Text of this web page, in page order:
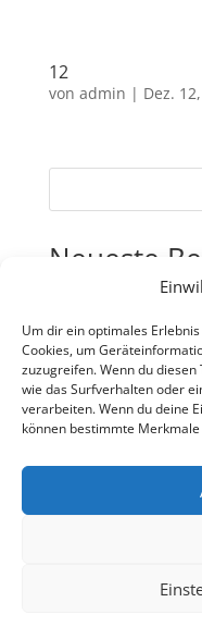
Um dir ein optimales
Cookies, um
zuzugreifen. Wenn du
wie das Surfverhalten oder
verarbeiten. Wenn du deine
können bestimmte
12
von admin | Dez.
Neueste
30
29
28
27
Neueste